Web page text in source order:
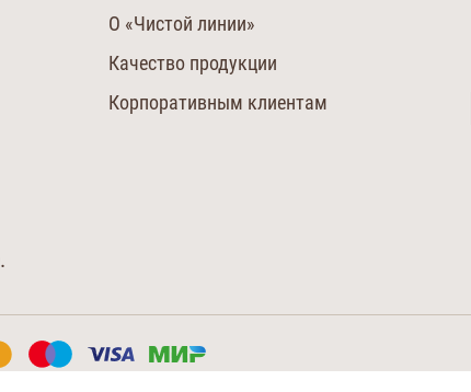
О «Чистой линии»
Качество продукции
Корпоративным клиентам